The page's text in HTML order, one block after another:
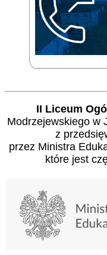
II Liceum
Modrzejewskiego w
z
przez Ministra
które jest